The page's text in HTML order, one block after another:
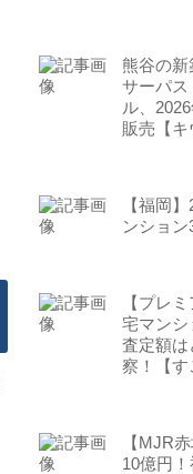
熊谷の
サーパス
ル、
販売【キ
【福岡
ンション
【プレ
宅マンシ
査定額は
察！【す
【MJR
10億円